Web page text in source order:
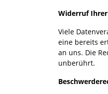
Widerruf
Viele
eine bereits
an uns. Die
unberührt.